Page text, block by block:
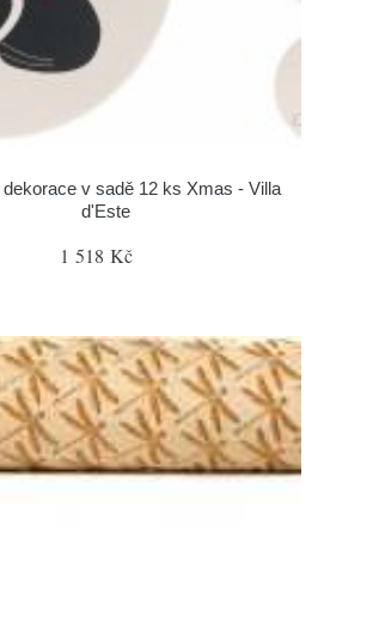
v sadě 12 ks Xmas - Villa
d'Este
1 518 Kč